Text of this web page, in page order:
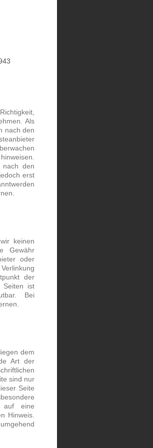
Als
nach den
nach den
erst
keinen
Gewähr
oder
der
Seiten ist
Bei
dem
Art der
sind nur
Seite
auf eine
Hinweis.